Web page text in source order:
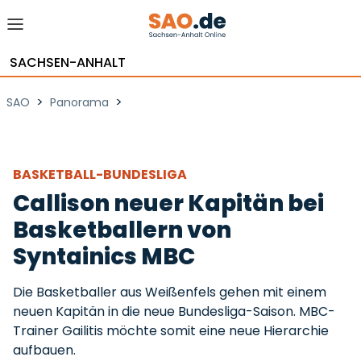
SACHSEN-ANHALT
SAO > Panorama >
BASKETBALL-BUNDESLIGA
Callison neuer Kapitän bei
Basketballern von
Syntainics MBC
Die Basketballer aus Weißenfels gehen mit einem
neuen Kapitän in die neue Bundesliga-Saison. MBC-
Trainer Gailitis möchte somit eine neue Hierarchie
aufbauen.